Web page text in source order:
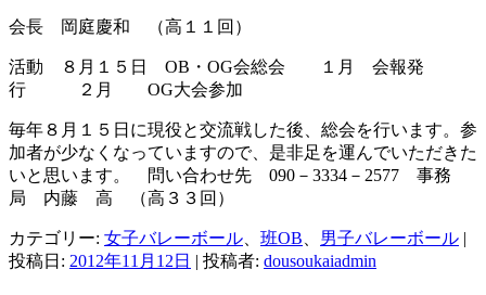
会長 岡庭慶和 （高１１回）
活動 ８月１５日 OB・OG会総会 １月 会報発
行 ２月 OG大会参加
毎年８月１５日に現役と交流戦した後、総会を行います。参
加者が少なくなっていますので、是非足を運んでいただきた
いと思います。 問い合わせ先 090－3334－2577 事務
局 内藤 高 （高３３回）
カテゴリー: 女子バレーボール 班OB 男子バレーボール |
投稿日: 2012年11月12日 | 投稿者: dousoukaiadmin